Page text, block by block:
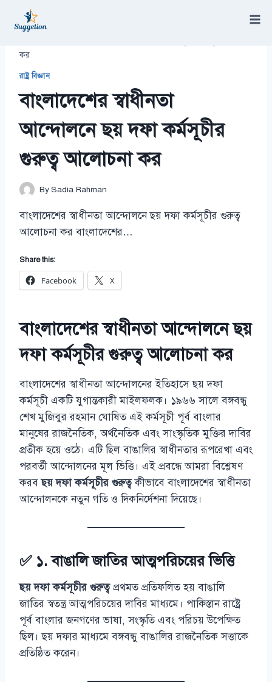
কর
রাষ্ট্র বিজ্ঞান
বাংলাদেশের স্বাধীনতা
আন্দোলনে ছয় দফা কর্মসূচীর
গুরুত্ব আলোচনা কর
BySadia Rahman
বাংলাদেশের স্বাধীনতা আন্দোলনে ছয় দফা কর্মসূচীর গুরুত্ব
আলোচনা কর বাংলাদেশের…
Share this:
Facebook X
বাংলাদেশের স্বাধীনতা আন্দোলনে ছয়
দফা কর্মসূচীর গুরুত্ব আলোচনা কর
বাংলাদেশের স্বাধীনতা আন্দোলনের ইতিহাসে ছয় দফা
কর্মসূচী একটি যুগান্তকারী মাইলফলক। ১৯৬৬ সালে বঙ্গবন্ধু
শেখ মুজিবুর রহমান ঘোষিত এই কর্মসূচী পূর্ব বাংলার
মানুষের রাজনৈতিক, অর্থনৈতিক এবং সাংস্কৃতিক মুক্তির দাবির
প্রতীক হয়ে ওঠে। এটি ছিল বাঙালির স্বাধীনতার রূপরেখা এবং
পরবর্তী আন্দোলনের মূল ভিত্তি। এই প্রবন্ধে আমরা বিশ্লেষণ
করবছয় দফা কর্মসূচীর গুরুত্বকীভাবে বাংলাদেশের স্বাধীনতা
আন্দোলনকে নতুন গতি ও দিকনির্দেশনা দিয়েছে।
✅ ১. বাঙালি জাতির আত্মপরিচয়ের ভিত্তি
ছয় দফা কর্মসূচীর গুরুত্বপ্রথমত প্রতিফলিত হয় বাঙালি
জাতির স্বতন্ত্র আত্মপরিচয়ের দাবির মাধ্যমে। পাকিস্তান রাষ্ট্রে
পূর্ব বাংলার জনগণের ভাষা, সংস্কৃতি এবং পরিচয় উপেক্ষিত
ছিল। ছয় দফার মাধ্যমে বঙ্গবন্ধু বাঙালির রাজনৈতিক সত্তাকে
প্রতিষ্ঠিত করেন।